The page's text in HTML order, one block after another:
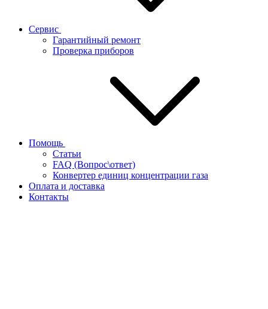
Сервис
Гарантийный ремонт
Проверка приборов
Помощь
Статьи
FAQ (Вопрос\ответ)
Конвертер единиц концентрации газа
Оплата и доставка
Контакты